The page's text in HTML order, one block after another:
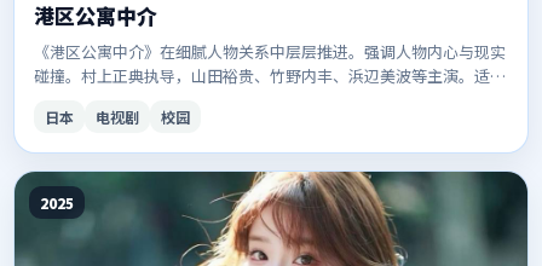
港区公寓中介
《港区公寓中介》在细腻人物关系中层层推进。强调人物内心与现实
碰撞。村上正典执导，山田裕贵、竹野内丰、浜辺美波等主演。适合
日本 电视剧 校园
2025